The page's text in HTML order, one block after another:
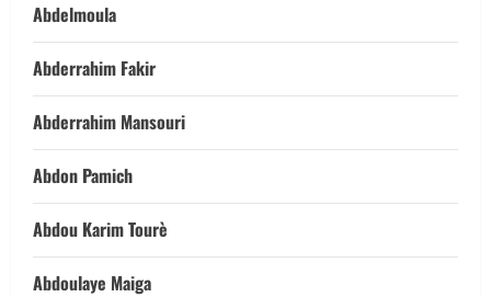
Abdelmoula
Abderrahim Fakir
Abderrahim Mansouri
Abdon Pamich
Abdou Karim Tourè
Abdoulaye Maiga